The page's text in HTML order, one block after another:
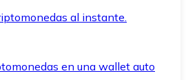
al instante.
en una wallet auto